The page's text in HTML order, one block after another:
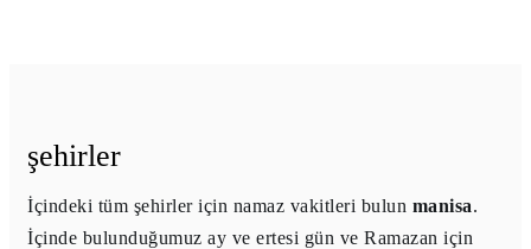
şehirler
İçindeki tüm şehirler için namaz vakitleri bulun manisa.
İçinde bulunduğumuz ay ve ertesi gün ve Ramazan için